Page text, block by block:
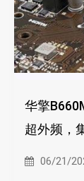
华擎
超外频，
06/21/